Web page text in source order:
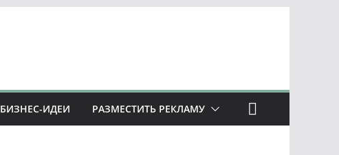
БИЗНЕС-ИДЕИ РАЗМЕСТИТЬ РЕКЛАМУ